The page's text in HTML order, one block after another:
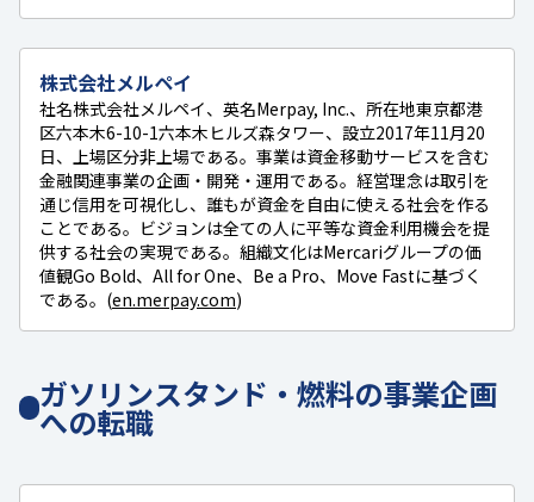
株式会社メルペイ
社名株式会社メルペイ、英名Merpay, Inc.、所在地東京都港
区六本木6-10-1六本木ヒルズ森タワー、設立2017年11月20
日、上場区分非上場である。事業は資金移動サービスを含む
金融関連事業の企画・開発・運用である。経営理念は取引を
通じ信用を可視化し、誰もが資金を自由に使える社会を作る
ことである。ビジョンは全ての人に平等な資金利用機会を提
供する社会の実現である。組織文化はMercariグループの価
値観Go Bold、All for One、Be a Pro、Move Fastに基づく
である。(en.merpay.com)
ガソリンスタンド・燃料の事業企画
への転職